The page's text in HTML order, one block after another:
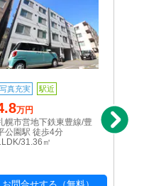
写真充実 駅近
万円
幌市営地下鉄東豊線/豊
公園駅 徒歩4分
31.36㎡
札